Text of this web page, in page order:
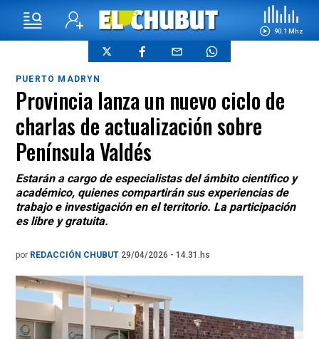
90.1 Mhz
PUERTO MADRYN
Provincia lanza un nuevo ciclo de
charlas de actualización sobre
Península Valdés
Estarán a cargo de especialistas del ámbito científico y
académico, quienes compartirán sus experiencias de
trabajo e investigación en el territorio. La participación
es libre y gratuita.
por REDACCIÓN CHUBUT 29/04/2026 - 14.31.hs